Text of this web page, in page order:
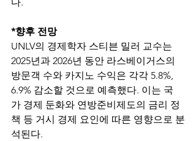
*향후 전망
UNLV의 경제학자 스티븐 밀러 교수는
2025년과 2026년 동안 라스베이거스의
방문객 수와 카지노 수익은 각각 5.8%,
6.9% 감소할 것으로 예측했다. 이는 국
가 경제 둔화와 연방준비제도의 금리 정
책 등 거시 경제 요인에 따른 영향으로 분
석된다.